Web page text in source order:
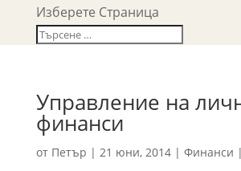
Изберете Страница
Управление на
финанси
от Петър | 21 юни, 2014| Финанси |